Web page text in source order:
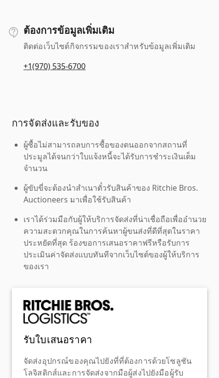
ต้องการข้อมูลเพิ่มเติม
ติดต่อเว็บไซต์กิจกรรมของเราสำหรับข้อมูลเพิ่มเติม
+1(970) 535-6700
การจัดส่งและรับของ
ผู้ซื้อไม่สามารถลบการซื้อของตนออกจากสถานที่
ประมูลได้จนกว่าใบแจ้งหนี้จะได้รับการชำระเงินเต็ม
จำนวน
ผู้ขับขี่จะต้องนำสำเนาตั๋วรับสินค้าของ Ritchie Bros.
Auctioneers มาเพื่อใช้รับสินค้า
เราได้ร่วมมือกับผู้ให้บริการจัดส่งที่น่าเชื่อถือเพื่ออำนวย
ความสะดวกคุณในการค้นหาผู้ขนส่งที่ดีที่สุดในราคา
ประหยัดที่สุด ร้องขอการเสนอราคาฟรีหรือรับการ
ประเมินค่าจัดส่งแบบทันทีจากเว็บไซต์ของผู้ให้บริการ
ของเรา
รับใบเสนอราคา
จัดส่งอุปกรณ์ของคุณไปยังที่ที่ต้องการด้วยโซลูชัน
โลจิสติกส์และการจัดส่งจากมือผู้ส่งไปยังมือผู้รับ